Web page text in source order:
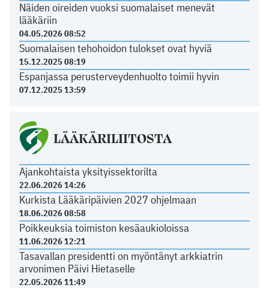
Näiden oireiden vuoksi suomalaiset menevät
lääkäriin
04.05.2026 08:52
Suomalaisen tehohoidon tulokset ovat hyviä
15.12.2025 08:19
Espanjassa perusterveydenhuolto toimii hyvin
07.12.2025 13:59
LÄÄKÄRILIITOSTA
Ajankohtaista yksityissektorilta
22.06.2026 14:26
Kurkista Lääkäripäivien 2027 ohjelmaan
18.06.2026 08:58
Poikkeuksia toimiston kesäaukioloissa
11.06.2026 12:21
Tasavallan presidentti on myöntänyt arkkiatrin
arvonimen Päivi Hietaselle
22.05.2026 11:49